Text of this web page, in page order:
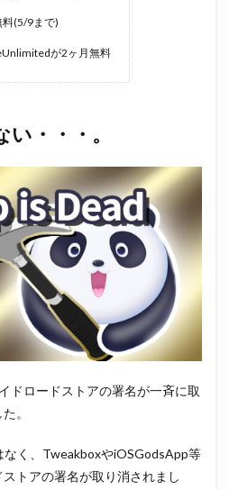
(5/9まで)
が2ヶ月無料
・・・。
ドロードストアの署名が一斉に取
。
く、TweakboxやiOSGodsApp等
トアの署名が取り消されまし